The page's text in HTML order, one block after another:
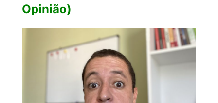
Opinião)